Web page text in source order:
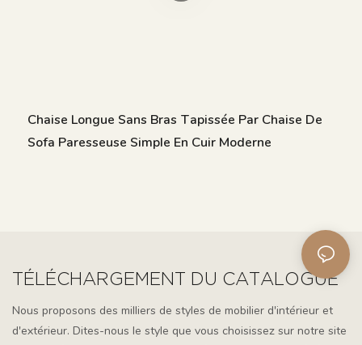
Chaise Longue Sans Bras Tapissée Par Chaise De
Sofa Paresseuse Simple En Cuir Moderne
TÉLÉCHARGEMENT DU CATALOGUE
Nous proposons des milliers de styles de mobilier d'intérieur et
d'extérieur. Dites-nous le style que vous choisissez sur notre site